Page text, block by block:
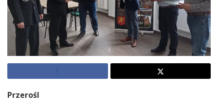
Przerośl